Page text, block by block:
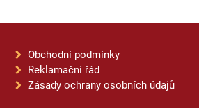
Obchodní podmínky
Reklamační řád
Zásady ochrany osobních údajů